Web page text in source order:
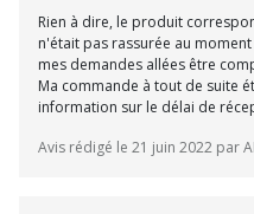
Rien à dire, le produit
n'était pas rassurée au
mes demandes allées être
Ma commande à tout de suite
information sur le délai de
Avis rédigé le 21 juin 2022 par